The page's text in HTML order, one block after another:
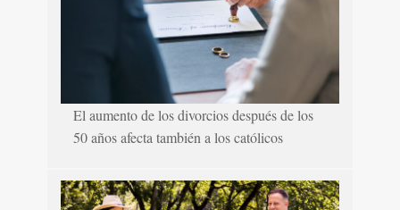
El aumento de los divorcios después de los
50 años afecta también a los católicos